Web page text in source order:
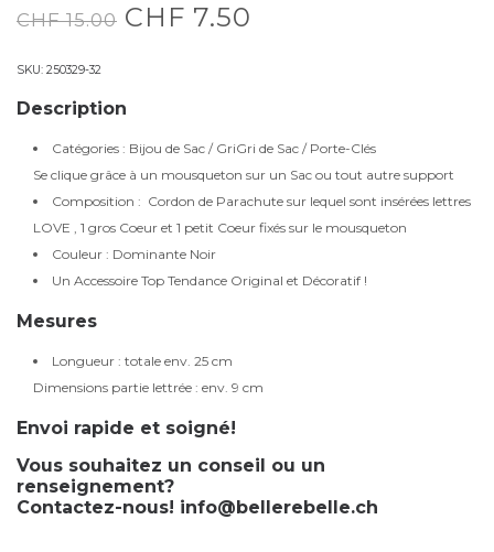
CHF15.00 CHF 7.50
SKU: 250329-32
Description
Catégories : Bijou de Sac / GriGri de Sac / Porte-Clés
Se clique grâce à un mousqueton sur un Sac ou tout autre support
Composition : Cordon de Parachute sur lequel sont insérées lettres
LOVE , 1 gros Coeur et 1 petit Coeur fixés sur le mousqueton
Couleur : Dominante Noir
Un Accessoire Top Tendance Original et Décoratif !
Mesures
Longueur : totale env. 25 cm
Dimensions partie lettrée : env. 9 cm
Envoi rapide et soigné!
Vous souhaitez un conseil ou un
renseignement?
Contactez-nous! info@bellerebelle.ch